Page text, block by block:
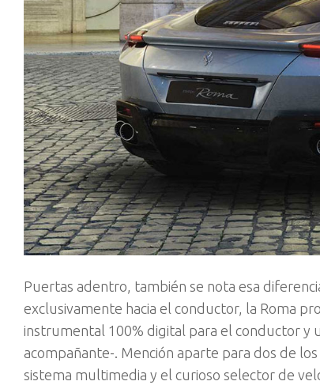
Puertas adentro, también se nota esa
exclusivamente hacia el conductor, la Roma
instrumental 100% digital para el conductor y
acompañante-. Mención aparte para dos de
sistema multimedia y el curioso selector de